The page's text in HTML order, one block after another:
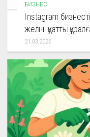
БИЗНЕС
Instagram
желіні қуатты
21.03.2026